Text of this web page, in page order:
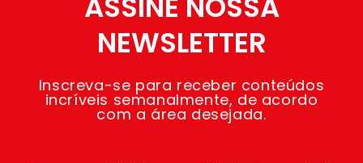
NEWSLETTER
Inscreva-se para receber conteúdos
incríveis semanalmente, de acordo
com a área desejada.